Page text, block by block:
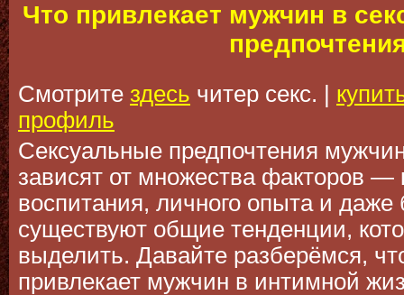
Что привлекает мужчин в
Смотрите здесь читер секс. |
профиль
Сексуальные предпочтения
зависят от множества факторов —
воспитания, личного опыта и даже
существуют общие тенденции,
выделить. Давайте разберёмся,
привлекает мужчин в интимной